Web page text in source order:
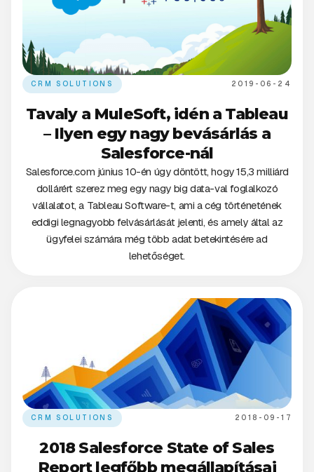
CRM SOLUTIONS 2019-06-24
Tavaly a MuleSoft, idén a Tableau
– Ilyen egy nagy bevásárlás a
Salesforce-nál
Salesforce.com június 10-én úgy döntött, hogy 15,3 milliárd
dollárért szerez meg egy nagy big data-val foglalkozó
vállalatot, a Tableau Software-t, ami a cég történetének
eddigi legnagyobb felvásárlását jelenti, és amely által az
ügyfelei számára még több adat betekintésére ad
lehetőséget.
CRM SOLUTIONS 2018-09-17
2018 Salesforce State of Sales
Report legfőbb megállapításai